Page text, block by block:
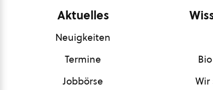
Aktuelles
Neuigkeiten
Termine
Jobbörse
Wir